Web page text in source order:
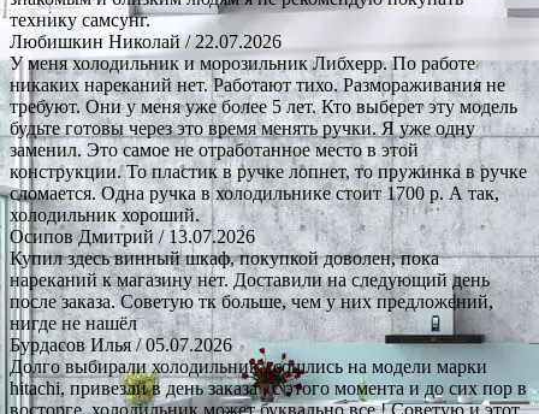
технику самсунг.
Любишкин Николай / 22.07.2026
У меня холодильник и морозильник Либхерр. По работе
никаких нареканий нет. Работают тихо. Размораживания не
требуют. Они у меня уже более 5 лет. Кто выберет эту модель
будьте готовы через это время менять ручки. Я уже одну
заменил. Это самое не отработанное место в этой
конструкции. То пластик в ручке лопнет, то пружинка в ручке
сломается. Одна ручка в холодильнике стоит 1700 р. А так,
холодильник хороший.
Осипов Дмитрий / 13.07.2026
Купил здесь винный шкаф, покупкой доволен, пока
нареканий к магазину нет. Доставили на следующий день
после заказа. Советую тк больше, чем у них предложений,
нигде не нашёл
Бурдасов Илья/ 05.07.2026
Долго выбирали холодильник , сошлись на модели марки
hitachi, привезли в день заказа , с этого момента и до сих пор в
восторге, холодильник может буквально все ! Советую и этот